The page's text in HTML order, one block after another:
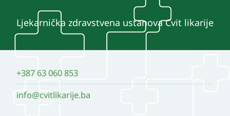
Ljekarnička zdravstvena ustanova Cvit likarije
+387 63 060 853
info@cvitlikarije.ba